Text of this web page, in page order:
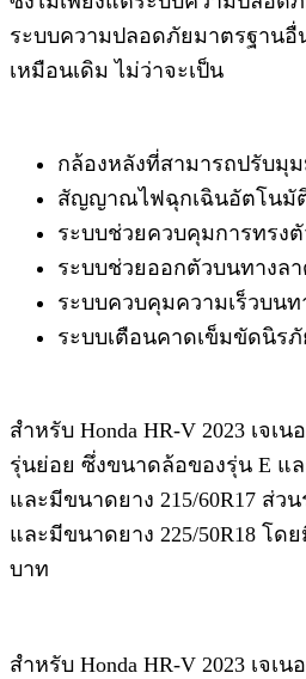
ระบบความปลอดภัยมาตรฐานอื่
เหมือนเดิม ไม่ว่าจะเป็น
กล้องหลังที่สามารถปรับมุ
สัญญาณไฟฉุกเฉินอัตโนมั
ระบบช่วยควบคุมการทรงตั
ระบบช่วยออกตัวบนทางล
ระบบควบคุมความเร็วบนท
ระบบเตือนคาดเข็มขัดนิร
สำหรับ​ Honda HR-V 2023 เจเ
รุ่นย่อย ซึ่งขนาดล้อของรุ่น​ E แล
และมีขนาดยาง​ 215/60R17​ ส่ว
และมีขนาดยาง​ 225/50R18 โด
บาท
สำหรับ​ Honda HR-V 2023 เจเ